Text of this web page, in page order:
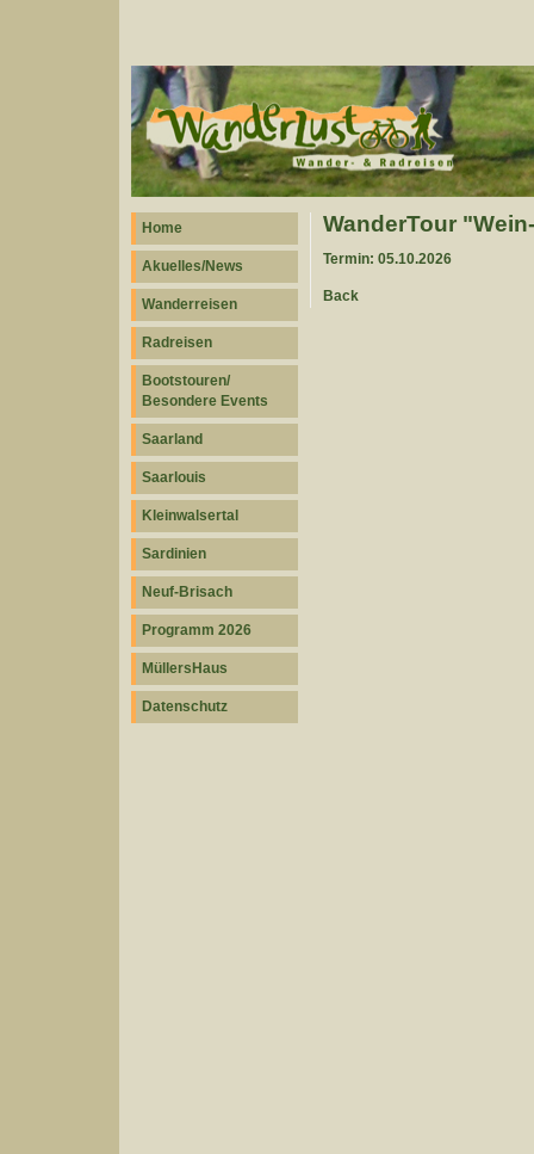
Home
Akuelles/News
Wanderreisen
Radreisen
Bootstouren/
Besondere Events
Saarland
Saarlouis
Kleinwalsertal
Sardinien
Neuf-Brisach
Programm 2026
MüllersHaus
Datenschutz
WanderTour
Termin: 05.10.2026
Back